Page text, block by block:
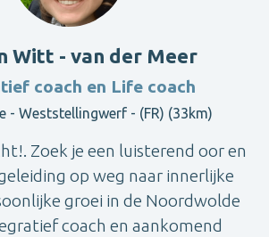
Witt - van der Meer
coach en Life coach
- Weststellingwerf - (FR) (33km)
Zoek je een luisterend oor en
op weg naar innerlijke
groei in de Noordwolde
coach en aankomend